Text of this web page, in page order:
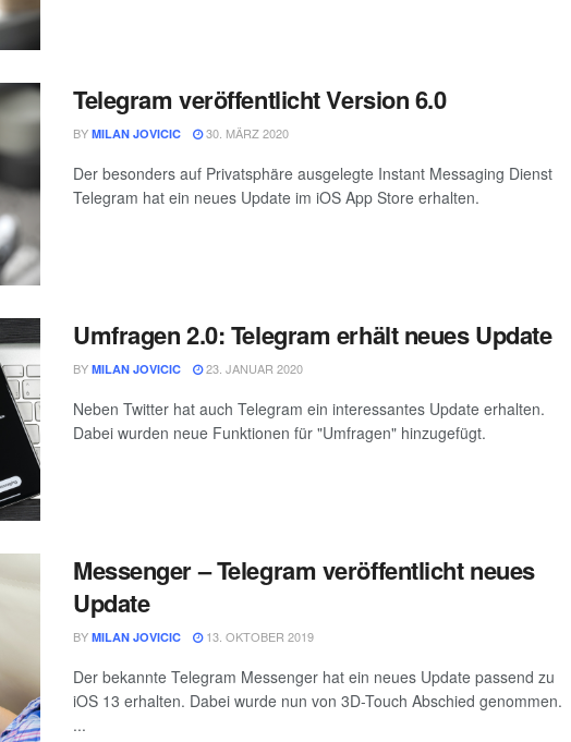
Telegram veröffentlicht Version 6.0
BY MILAN JOVICIC 30. MÄRZ 2020
Der besonders auf Privatsphäre ausgelegte Instant Messaging Dienst
Telegram hat ein neues Update im iOS App Store erhalten.
Umfragen 2.0: Telegram erhält neues Update
BY MILAN JOVICIC 23. JANUAR 2020
Neben Twitter hat auch Telegram ein interessantes Update erhalten.
Dabei wurden neue Funktionen für "Umfragen" hinzugefügt.
Messenger – Telegram veröffentlicht neues
Update
BY MILAN JOVICIC 13. OKTOBER 2019
Der bekannte Telegram Messenger hat ein neues Update passend zu
iOS 13 erhalten. Dabei wurde nun von 3D-Touch Abschied genommen.
...